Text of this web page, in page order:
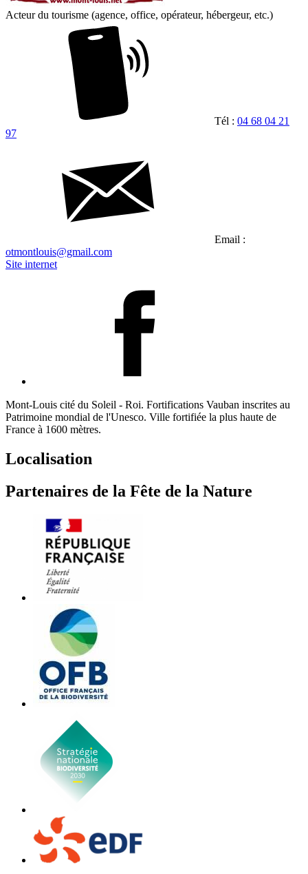
Acteur du tourisme (agence, office, opérateur, hébergeur, etc.)
Tél : 04 68 04 21
97
Email :
otmontlouis@gmail.com
Site internet
Mont-Louis cité du Soleil - Roi. Fortifications Vauban inscrites au
Patrimoine mondial de l'Unesco. Ville fortifiée la plus haute de
France à 1600 mètres.
Localisation
Partenaires de la Fête de la Nature